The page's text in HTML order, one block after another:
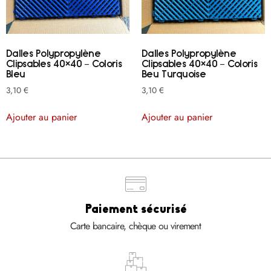
Dalles Polypropylène
Clipsables 40×40 – Coloris
Bleu
3,10 €
Ajouter au panier
Dalles Polypropylène
Clipsables 40×40 – Coloris
Beu Turquoise
3,10 €
Ajouter au panier
Paiement sécurisé
Carte bancaire, chèque ou virement